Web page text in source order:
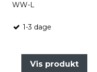
WW-L
1-3 dage
Vis produkt